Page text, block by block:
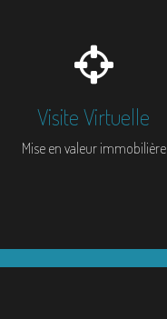
Visite Virtuelle
Mise en valeur immobilière